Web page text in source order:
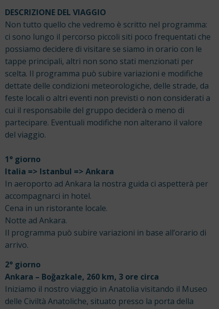
DESCRIZIONE DEL VIAGGIO
Non tutto quello che vedremo è scritto nel programma:
ci sono lungo il percorso piccoli siti poco frequentati che
possiamo decidere di visitare se siamo in orario con le
tappe principali, altri non sono stati menzionati per
scelta. Il programma può subire variazioni e modifiche
dettate delle condizioni meteorologiche, delle strade, da
feste locali o altri eventi non previsti o non considerati a
cui il responsabile del gruppo deciderà o meno di
partecipare. Eventuali modifiche non alterano il valore
del viaggio.
1° giorno
Italia => Istanbul => Ankara
In aeroporto ad Ankara la nostra guida ci aspetterà per
accompagnarci in hotel.
Cena in un ristorante locale.
Notte ad Ankara.
Il programma può subire variazioni in base all’orario di
arrivo.
2° giorno
Ankara – Boğazkale, 260 km, 3 ore circa
Iniziamo il nostro viaggio in Anatolia visitando il Museo
delle Civiltà Anatoliche, situato presso la porta della